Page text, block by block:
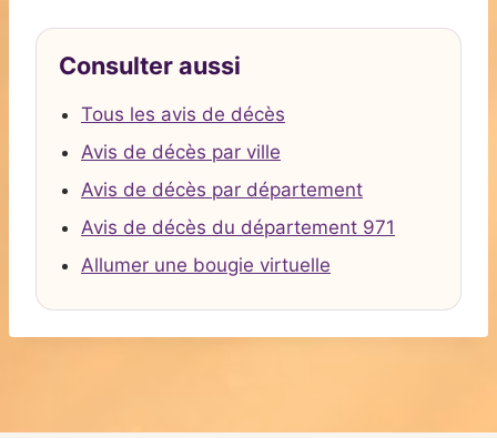
Consulter aussi
Tous les avis de décès
Avis de décès par ville
Avis de décès par département
Avis de décès du département 971
Allumer une bougie virtuelle